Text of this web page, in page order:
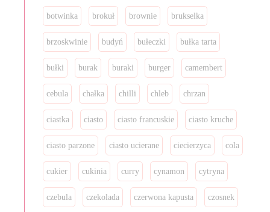
botwinka brokuł brownie brukselka
brzoskwinie budyń bułeczki bułka tarta
bułki burak buraki burger camembert
cebula chałka chilli chleb chrzan
ciastka ciasto ciasto francuskie ciasto kruche
ciasto parzone ciasto ucierane ciecierzyca cola
cukier cukinia curry cynamon cytryna
czebula czekolada czerwona kapusta czosnek